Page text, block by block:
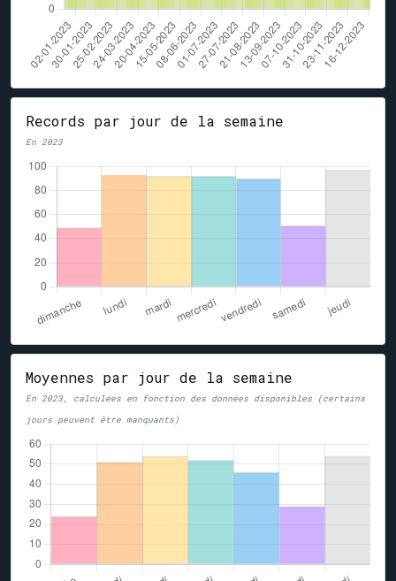
Records par jour de la semaine
En 2023
Moyennes par jour de la semaine
En 2023, calculées en fonction des données disponibles (certains
jours peuvent être manquants)